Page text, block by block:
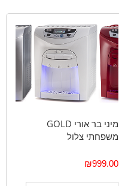
מיני בר אורי GOLD
משפחתי צלול
₪999.00